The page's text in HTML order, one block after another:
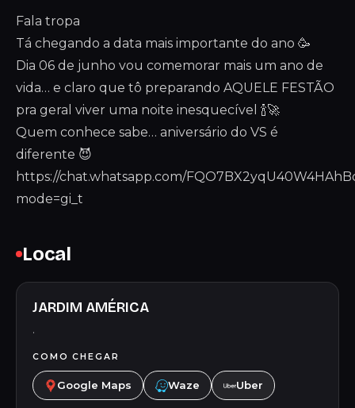
Fala tropa
Tá chegando a data mais importante do ano 🥳
Dia 06 de junho vou comemorar mais um ano de
vida… e claro que tô preparando AQUELE FESTÃO
pra geral viver uma noite inesquecível 🍾🚀
Quem conhece sabe… aniversário do VS é
diferente 😈
https://chat.whatsapp.com/
mode=gi_t
Local
JARDIM AMÉRICA
.
COMO CHEGAR
Google Maps Waze Uber